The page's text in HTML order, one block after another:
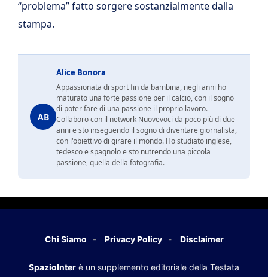
“problema” fatto sorgere sostanzialmente dalla
stampa.
AB
Alice Bonora
Appassionata di sport fin da bambina, negli anni ho
maturato una forte passione per il calcio, con il sogno
di poter fare di una passione il proprio lavoro.
Collaboro con il network Nuovevoci da poco più di due
anni e sto inseguendo il sogno di diventare giornalista,
con l'obiettivo di girare il mondo. Ho studiato inglese,
tedesco e spagnolo e sto nutrendo una piccola
passione, quella della fotografia.
Chi Siamo Privacy Policy Disclaimer
SpazioInter è un supplemento editoriale della Testata